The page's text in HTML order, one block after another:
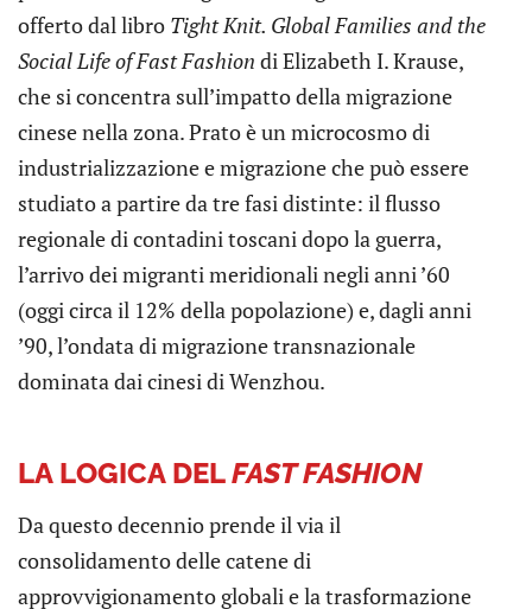
offerto dal libro Tight Knit. Global Families and the
Social Life of Fast Fashion di Elizabeth I. Krause,
che si concentra sull’impatto della migrazione
cinese nella zona. Prato è un microcosmo di
industrializzazione e migrazione che può essere
studiato a partire da tre fasi distinte: il flusso
regionale di contadini toscani dopo la guerra,
l’arrivo dei migranti meridionali negli anni ’60
(oggi circa il 12% della popolazione) e, dagli anni
’90, l’ondata di migrazione transnazionale
dominata dai cinesi di Wenzhou.
LA LOGICA DELFAST FASHION
Da questo decennio prende il via il
consolidamento delle catene di
approvvigionamento globali e la trasformazione